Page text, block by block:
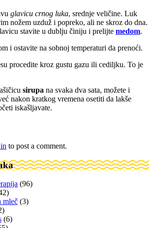
glavicu crnog luka, srednje veličine. Luk
nožem uzduž i popreko, ali ne skroz do dna.
stavite u dublju činiju i prelijte medom.
i ostavite na sobnoj temperaturi da prenoći.
procedite kroz gustu gazu ili cediljku. To je
sirupa na svaka dva sata, možete i
nakon kratkog vremena osetiti da lakše
iskašljavate.
to post a comment.
(96)
mleč (3)
(6)